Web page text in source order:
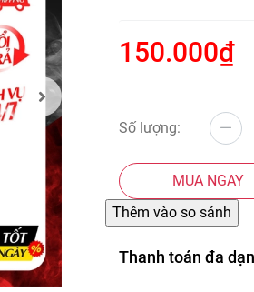
150.000₫
Số lượng:
MUA NGAY
Thanh toán đa